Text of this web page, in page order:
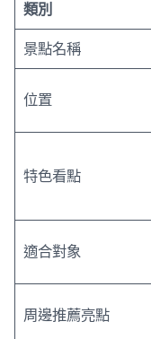
類別
景點名稱
位置
特色看點
適合對象
周邊推薦亮點